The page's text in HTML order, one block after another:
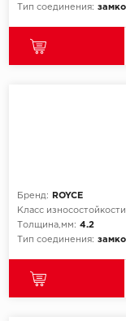
Тип соединения:
Бренд:
ROYCE
Класс
Толщина,мм: 4.2
Тип соединения: